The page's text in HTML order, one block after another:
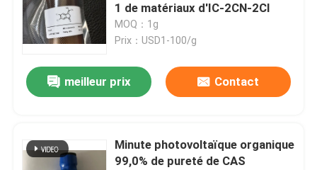
Vidéos
Visite d'usine
Contrôle de qualité
1 de matériaux d'IC-2CN-2Cl
MOQ：1g
Prix：USD1-100/g
meilleur prix Contact
Minute photovoltaïque organique
99,0% de pureté de CAS